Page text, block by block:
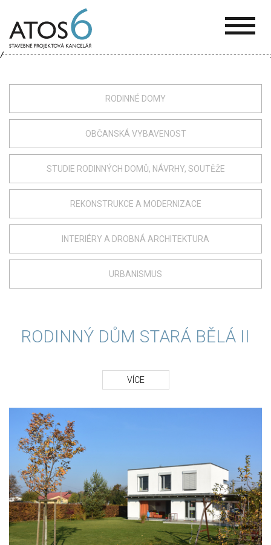
6
RODINNÉ DOMY
OBČANSKÁ VYBAVENOST
STUDIE RODINNÝCH DOMŮ, NÁVRHY, SOUTĚŽE
REKONSTRUKCE A MODERNIZACE
INTERIÉRY A DROBNÁ ARCHITEKTURA
URBANISMUS
RODINNÝ DŮM STARÁ BĚLÁ II
VÍCE